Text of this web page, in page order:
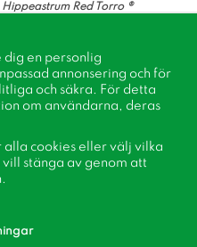
Hippeastrum Red Torro ®
Köp
dig en personlig
annonsering och för
och säkra. För detta
om användarna, deras
cookies eller välj vilka
stänga av genom att